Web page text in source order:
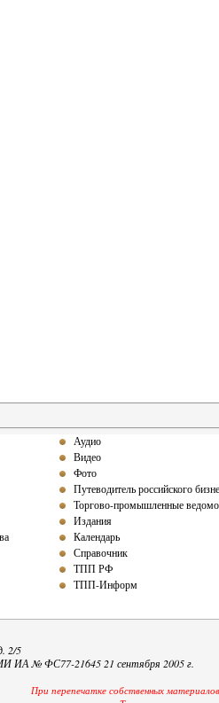
Аудио
Видео
Фото
Путеводитель российского
Торгово-промышленные
Издания
Календарь
Справочник
ТПП РФ
ТПП-Информ
2/5
ИА № ФС77-21645 21 сентября 2005 г.
При перепечатке собственных